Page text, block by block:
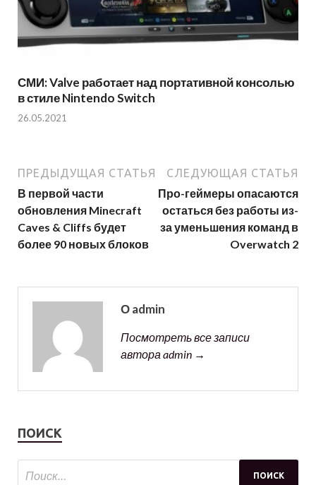
СМИ: Valve работает над портативной консолью
в стиле Nintendo Switch
26.05.2021
ПРЕДЫДУЩАЯ СТАТЬЯ
В первой части
обновления Minecraft
Caves & Cliffs будет
более 90 новых блоков
СЛЕДУЮЩАЯ СТАТЬЯ
Про-геймеры опасаются
остаться без работы из-
за уменьшения команд в
Overwatch 2
О admin
Посмотреть все записи
автора admin →
ПОИСК